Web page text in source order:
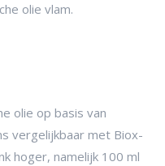
olie vlam.
olie op basis van
vergelijkbaar met Biox-
hoger, namelijk 100 ml